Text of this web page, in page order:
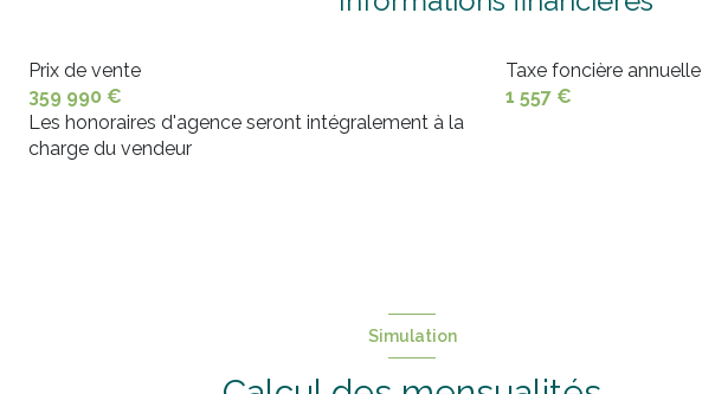
chambre
chambre
chambre
Prix de vente
359 990 €
Les honoraires d'agence seront intégralement à la
charge du vendeur
Taxe foncière annuelle
1 557 €
Simulation